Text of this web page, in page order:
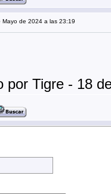
Mayo de 2024 a las 23:19
por Tigre - 18